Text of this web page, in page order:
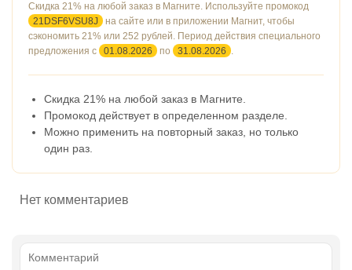
Скидка 21% на любой заказ в Магните. Используйте промокод
21DSF6VSU8J
на сайте или в приложении Магнит, чтобы
сэкономить 21% или 252 рублей. Период действия специального
предложения с
01.08.2026 по 31.08.2026 .
Скидка 21% на любой заказ в Магните.
Промокод действует в определенном разделе.
Можно применить на повторный заказ, но только
один раз.
Нет комментариев